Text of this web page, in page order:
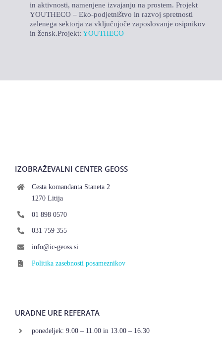
in aktivnosti, namenjene izvajanju na prostem. Projekt
YOUTHECO – Eko-podjetništvo in razvoj spretnosti
zelenega sektorja za vključujoče zaposlovanje osipnikov
in žensk.Projekt: YOUTHECO
IZOBRAŽEVALNI CENTER GEOSS
Cesta komandanta Staneta 2
1270 Litija
01 898 0570
031 759 355
info@ic-geoss.si
Politika zasebnosti posameznikov
URADNE URE REFERATA
ponedeljek: 9.00 – 11.00 in 13.00 – 16.30